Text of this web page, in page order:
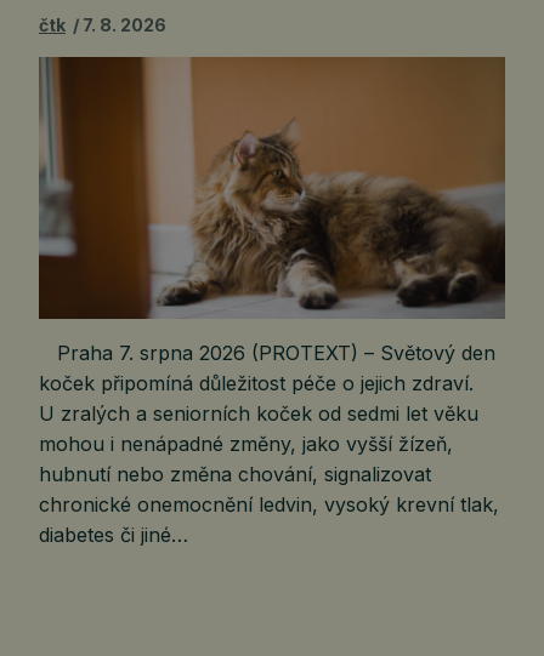
čtk 7. 8. 2026
Praha 7. srpna 2026 (PROTEXT) – Světový den
koček připomíná důležitost péče o jejich zdraví.
U zralých a seniorních koček od sedmi let věku
mohou i nenápadné změny, jako vyšší žízeň,
hubnutí nebo změna chování, signalizovat
chronické onemocnění ledvin, vysoký krevní tlak,
diabetes či jiné…